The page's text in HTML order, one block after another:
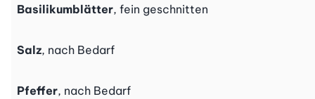
Basilikumblätter, fein geschnitten
Salz, nach Bedarf
Pfeffer, nach Bedarf